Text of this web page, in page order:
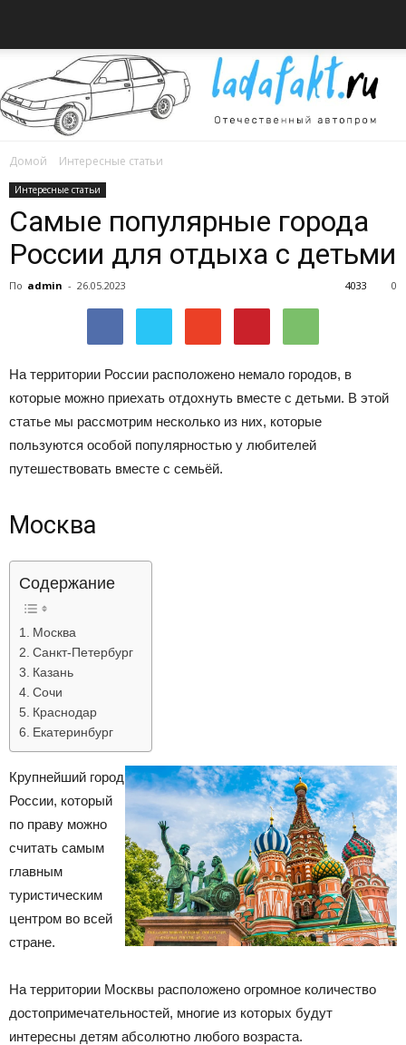
об
автомобилях
Лада
Домой Интересные статьи
Интересные статьи
Самые популярные города
России для отдыха с детьми
По admin - 26.05.2023 0
4033
На территории России расположено немало городов, в
которые можно приехать отдохнуть вместе с детьми. В этой
статье мы рассмотрим несколько из них, которые
пользуются особой популярностью у любителей
путешествовать вместе с семьёй.
Москва
Содержание
Москва
Санкт-Петербург
Казань
Сочи
Краснодар
Екатеринбург
Крупнейший город
России, который
по праву можно
считать самым
главным
туристическим
центром во всей
стране.
На территории Москвы расположено огромное количество
достопримечательностей, многие из которых будут
интересны детям абсолютно любого возраста.